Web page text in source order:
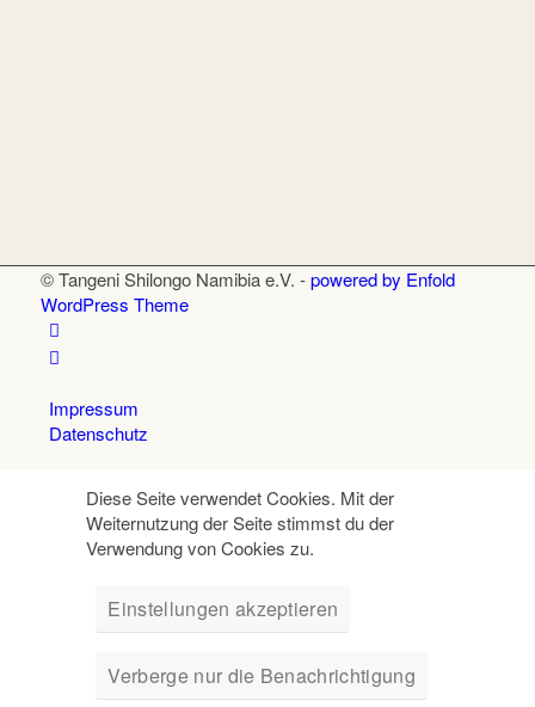
© Tangeni Shilongo Namibia e.V. -powered by Enfold
WordPress Theme
Impressum
Datenschutz
Diese Seite verwendet Cookies. Mit der
Weiternutzung der Seite stimmst du der
Verwendung von Cookies zu.
Einstellungen akzeptieren
Verberge nur die Benachrichtigung